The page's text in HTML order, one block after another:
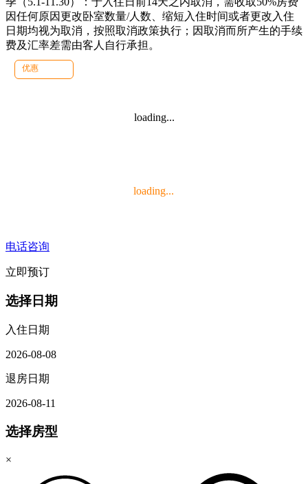
因任何原因更改卧室数量/人数、缩短入住时间或者更改入住
日期均视为取消，按照取消政策执行；因取消而所产生的手续
费及汇率差需由客人自行承担。
优惠
loading...
loading...
电话咨询
立即预订
选择日期
入住日期
2026-08-08
退房日期
2026-08-11
选择房型
×